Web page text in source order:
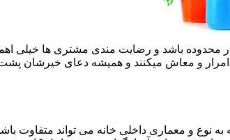
باشد و رضایت مندی مشتری ها خیلی
و معاش میکنند و همیشه دعای خیرشان
و معماری داخلی خانه می تواند متفاوت